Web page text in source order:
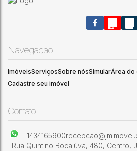
Barracão em ótima localização e
e padaria, 04
Vila Industrial
Navegação
ImóveisServiçosSobre nósSimularÁrea do
Cadastre seu imóvel
Contato
1434165900
Rua Quintino Bocaiúva, 480, Centro,